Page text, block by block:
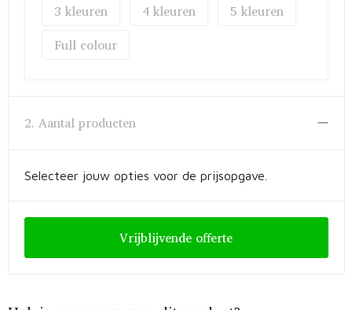
3
4
5
Full colour
2. Aantal producten
Selecteer jouw opties voor de prijsopgave.
Vrijblijvende offerte